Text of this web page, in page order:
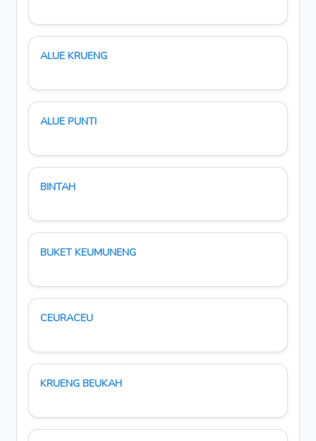
ALUE KRUENG
ALUE PUNTI
BINTAH
BUKET KEUMUNENG
CEURACEU
KRUENG BEUKAH